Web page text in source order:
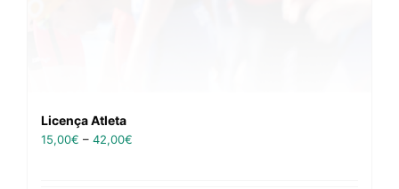
Licença Atleta
15,00€ – 42,00€